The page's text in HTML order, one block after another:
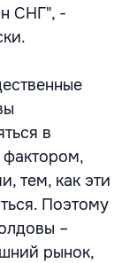
СНГ", -
в
фактором,
тем, как эти
Поэтому
–
рынок,